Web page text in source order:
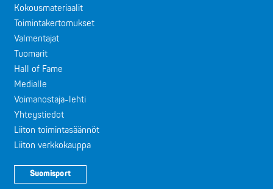
Kokousmateriaalit
Toimintakertomukset
Valmentajat
Tuomarit
Hall of Fame
Medialle
Voimanostaja-lehti
Yhteystiedot
Liiton toimintasäännöt
Liiton verkkokauppa
Suomisport